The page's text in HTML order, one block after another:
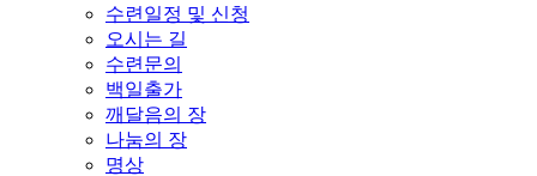
수련일정 및 신청
오시는 길
수련문의
백일출가
깨달음의 장
나눔의 장
명상